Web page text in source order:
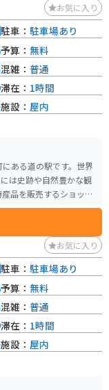
お気に入り
ある道の駅です。世界
は史跡や自然豊かな観
ならではの味覚を楽し
は、ルートや見どころ
、山間部を走るワイン
も最適です。ただし、
、国
800年を超える大木が立
ます。道の駅を拠点に、
てはいかがでしょう
駐車： 駐車場あり
予算： 無料
混雑： 普通
滞在： 1時間
施設： 屋内
お気に入り
駐車： 駐車場あり
予算： 無料
混雑： 普通
滞在： 1時間
施設： 屋内